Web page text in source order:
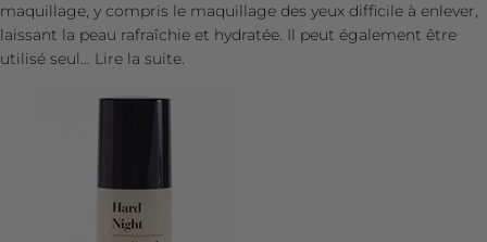
maquillage, y compris le maquillage des yeux difficile à enlever,
laissant la peau rafraîchie et hydratée. Il peut également être
utilisé seul... Lire la suite.